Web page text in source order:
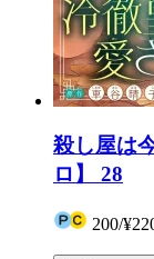
殺し屋は
ロ】 28
200/